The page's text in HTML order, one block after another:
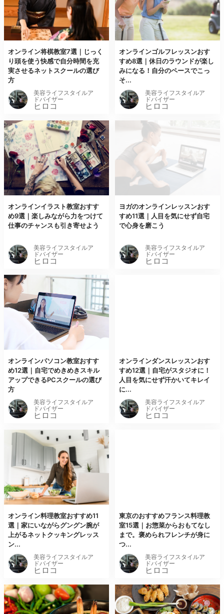
オンライン将棋教室7選｜じっく
り頭を使う快感で自分時間を充
実させるネットスクールの選び
方
美容ライフスタイルア
ドバイザー
ヒロコ
オンラインゴルフレッスンおす
すめ8選｜休日のラウンドが楽し
みになる！自分のペースでこっ
そ...
美容ライフスタイルア
ドバイザー
ヒロコ
オンラインイラスト教室おすす
め9選｜楽しみながら力をつけて
仕事のチャンスも引き寄せよう
美容ライフスタイルア
ドバイザー
ヒロコ
ヨガのオンラインレッスンおす
すめ11選｜人目を気にせず自宅
で心身を磨こう
美容ライフスタイルア
ドバイザー
ヒロコ
オンラインパソコン教室おすす
め12選｜自宅でめきめきスキル
アップできるPCスクールの選び
方
美容ライフスタイルア
ドバイザー
ヒロコ
オンラインダンスレッスンおす
すめ12選｜自宅がスタジオに！
人目を気にせず汗かいてキレイ
に...
美容ライフスタイルア
ドバイザー
ヒロコ
オンライン料理教室おすすめ11
選｜家にいながらグングン腕が
上がるネットクッキングレッス
ン...
美容ライフスタイルア
ドバイザー
ヒロコ
東京のおすすめフランス料理教
室15選｜お惣菜からおもてなし
まで。褒められフレンチが身に
つ...
美容ライフスタイルア
ドバイザー
ヒロコ